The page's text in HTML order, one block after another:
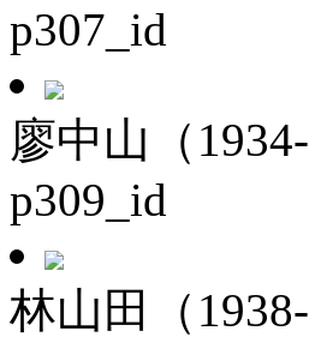
p307_id
廖中山（1934-
p309_id
林山田（1938-